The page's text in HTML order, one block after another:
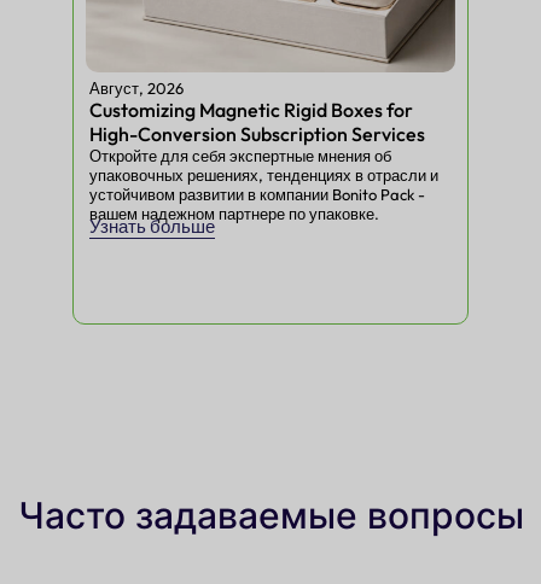
Август, 2026
Customizing Magnetic Rigid Boxes for
High-Conversion Subscription Services
Откройте для себя экспертные мнения об
упаковочных решениях, тенденциях в отрасли и
устойчивом развитии в компании Bonito Pack -
вашем надежном партнере по упаковке.
Узнать больше
Часто задаваемые вопросы